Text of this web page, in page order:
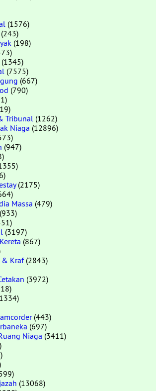
(1576)
(243)
(198)
(1345)
(7575)
(667)
(790)
Tribunal (1262)
Niaga (12896)
(947)
(2175)
Massa (479)
(933)
(3197)
(867)
& Kraf(2843)
(3972)
(443)
(697)
Niaga (3411)
(13068)